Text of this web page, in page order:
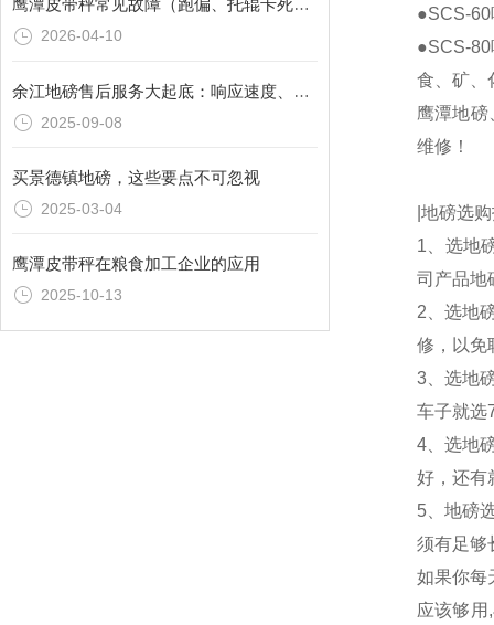
鹰潭皮带秤常见故障（跑偏、托辊卡死）现场维修经验
2026-04-10
余江地磅售后服务大起底：响应速度、维修成本与服务质量
2025-09-08
买景德镇地磅，这些要点不可忽视
2025-03-04
鹰潭皮带秤在粮食加工企业的应用
2025-10-13
●SCS-60
●SCS-
食、矿、
鹰潭地磅
维修！
|地磅选
1、选地
司产品地
2、选地
修，以免
3、选地
车子就选
4、选地
好，还有
5、地磅
须有足够
如果你每
应该够用